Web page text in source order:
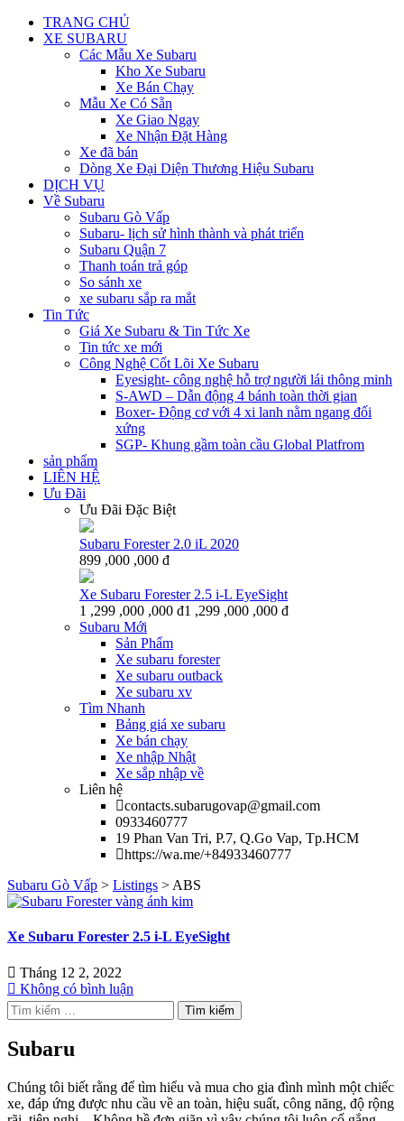
TRANG CHỦ
XE SUBARU
Các Mẫu Xe Subaru
Kho Xe Subaru
Xe Bán Chạy
Mẫu Xe Có Sẵn
Xe Giao Ngay
Xe Nhận Đặt Hàng
Xe đã bán
Dòng Xe Đại Diện Thương Hiệu Subaru
DỊCH VỤ
Về Subaru
Subaru Gò Vấp
Subaru- lịch sử hình thành và phát triển
Subaru Quận 7
Thanh toán trả góp
So sánh xe
xe subaru sắp ra mắt
Tin Tức
Giá Xe Subaru & Tin Tức Xe
Tin tức xe mới
Công Nghệ Cốt Lõi Xe Subaru
Eyesight- công nghệ hỗ trợ người lái thông minh
S-AWD – Dẫn động 4 bánh toàn thời gian
Boxer- Động cơ với 4 xi lanh nằm ngang đối
xứng
SGP- Khung gầm toàn cầu Global Platfrom
sản phẩm
LIÊN HỆ
Ưu Đãi
Ưu Đãi Đặc Biệt
Subaru Forester 2.0 iL 2020
899 ,000 ,000 đ
Xe Subaru Forester 2.5 i-L EyeSight
1 ,299 ,000 ,000 đ1 ,299 ,000 ,000 đ
Subaru Mới
Sản Phẩm
Xe subaru forester
Xe subaru outback
Xe subaru xv
Tìm Nhanh
Bảng giá xe subaru
Xe bán chạy
Xe nhập Nhật
Xe sắp nhập về
Liên hệ
contacts.subarugovap@gmail.com
0933460777
19 Phan Van Tri, P.7, Q.Go Vap, Tp.HCM
https://wa.me/+84933460777
Subaru Gò Vấp > Listings > ABS
Xe Subaru Forester 2.5 i-L EyeSight
Tháng 12 2, 2022
Không có bình luận
Tìm
kiếm
cho:
Subaru
Chúng tôi biết rằng để tìm hiểu và mua cho gia đình mình một chiếc
xe, đáp ứng được nhu cầu về an toàn, hiệu suất, công năng, độ rộng